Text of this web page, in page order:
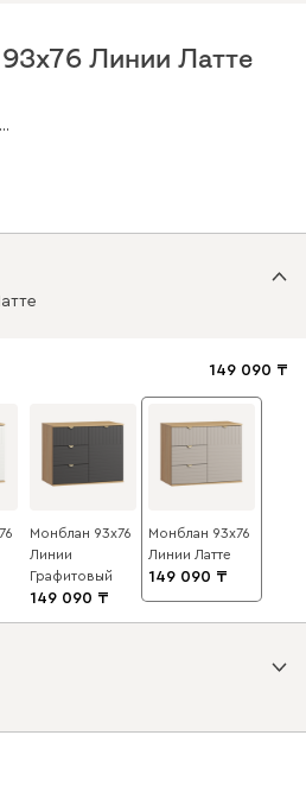
Линии Латте
149 090
Монблан 93x76
Линии
Графитовый
149 090
Монблан 93x76
Линии Латте
149 090